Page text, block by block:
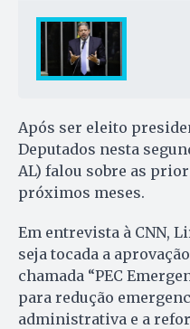
Após ser eleito
Deputados nesta
AL) falou sobre as
próximos meses.
Em entrevista à CNN,
seja tocada a
chamada “PEC
para redução
administrativa e a